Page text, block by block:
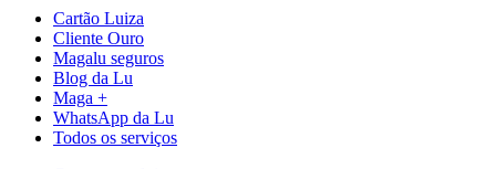
Cartão Luiza
Cliente Ouro
Magalu seguros
Blog da Lu
Maga +
WhatsApp da Lu
Todos os serviços